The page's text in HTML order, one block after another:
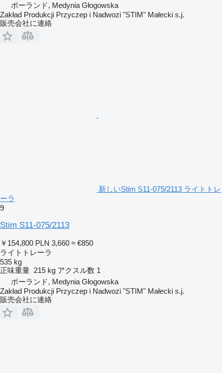
ポーランド, Medynia Głogowska
Zakład Produkcji Przyczep i Nadwozi "STIM" Małecki s.j.
販売会社に連絡
新しいStim S11-075/2113 ライトトレ
ーラ
9
Stim S11-075/2113
￥154,800 PLN 3,660 ≈ €850
ライトトレーラ
535 kg
正味重量 215 kg アクスル数 1
ポーランド, Medynia Głogowska
Zakład Produkcji Przyczep i Nadwozi "STIM" Małecki s.j.
販売会社に連絡